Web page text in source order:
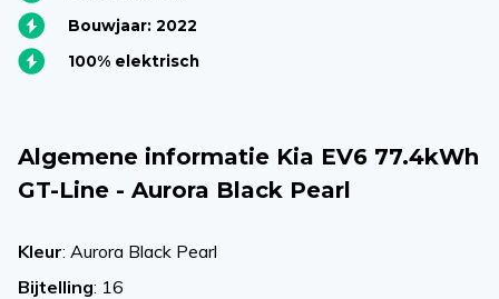
Bouwjaar: 2022
100% elektrisch
Algemene informatie Kia EV6 77.4kWh
GT-Line - Aurora Black Pearl
Kleur: Aurora Black Pearl
Bijtelling: 16